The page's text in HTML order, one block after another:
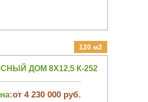
120 м2
ДОМ 8Х12,5 К-252
от 4 230 000 руб.